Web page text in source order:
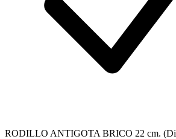
RODILLO ANTIGOTA BRICO 22 cm.